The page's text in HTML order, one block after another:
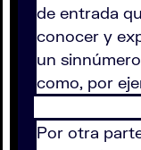
de entrada
conocer y
un
como, por
Por otra